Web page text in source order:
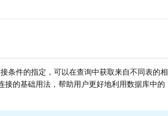
条件的指定，可以在查询中获取来自不同表的相
的基础用法，帮助用户更好地利用数据库中的